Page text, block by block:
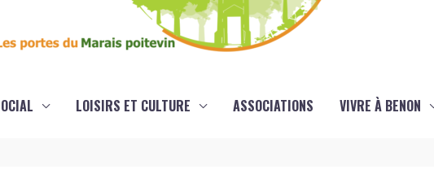
LOISIRS ET CULTURE ASSOCIATIONS VIVRE À BENON